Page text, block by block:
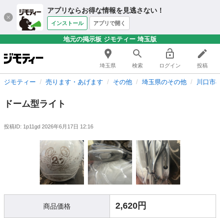
アプリならお得な情報を見逃さない！
インストール アプリで開く
地元の掲示板 ジモティー 埼玉版
埼玉県 検索 ログイン 投稿
ジモティー 売ります・あげます その他 埼玉県のその他 川口市
ドーム型ライト
投稿ID: 1p11gd 2026年6月17日 12:16
商品価格 2,620円